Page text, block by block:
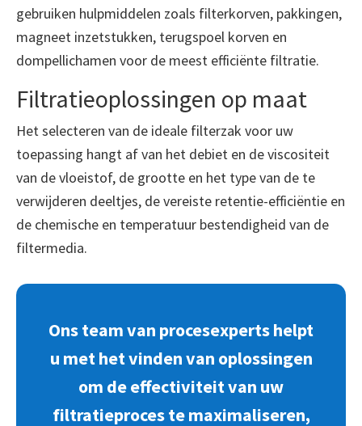
gebruiken hulpmiddelen zoals filterkorven, pakkingen,
magneet inzetstukken, terugspoel korven en
dompellichamen voor de meest efficiënte filtratie.
Filtratieoplossingen op maat
Het selecteren van de ideale filterzak voor uw
toepassing hangt af van het debiet en de viscositeit
van de vloeistof, de grootte en het type van de te
verwijderen deeltjes, de vereiste retentie-efficiëntie en
de chemische en temperatuur bestendigheid van de
filtermedia.
Ons team van procesexperts helpt
u met het vinden van oplossingen
om de effectiviteit van uw
filtratieproces te maximaliseren,